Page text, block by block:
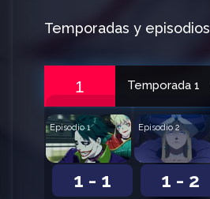
Temporadas y episodios
1 Temporada 1
1 - 1
Episodio 1
1 - 2
Episodio 2